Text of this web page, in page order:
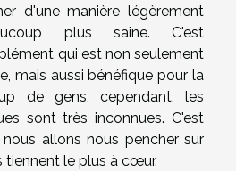
d'une manière légèrement
plus saine. C'est
qui est non seulement
mais aussi bénéfique pour la
de gens, cependant, les
sont très inconnues. C'est
allons nous pencher sur
tiennent le plus à cœur.